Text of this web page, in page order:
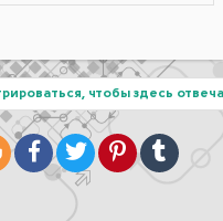
чтобы здесь
BloggerFacebook
TwitterPinterestTumblr
почта